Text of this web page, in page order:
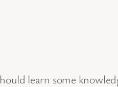
learn some